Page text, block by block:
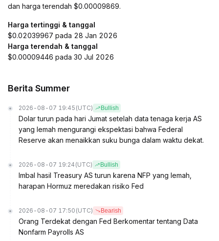
dan harga terendah $0.00009869.
Harga tertinggi & tanggal
$0.02039967 pada 28 Jan 2026
Harga terendah & tanggal
$0.00009446 pada 30 Jul 2026
Berita Summer
2026-08-07 19:45 (UTC) Bullish
Dolar turun pada hari Jumat setelah data tenaga kerja AS
yang lemah mengurangi ekspektasi bahwa Federal
Reserve akan menaikkan suku bunga dalam waktu dekat.
2026-08-07 19:24 (UTC) Bullish
Imbal hasil Treasury AS turun karena NFP yang lemah,
harapan Hormuz meredakan risiko Fed
2026-08-07 17:50 (UTC) Bearish
Orang Terdekat dengan Fed Berkomentar tentang Data
Nonfarm Payrolls AS